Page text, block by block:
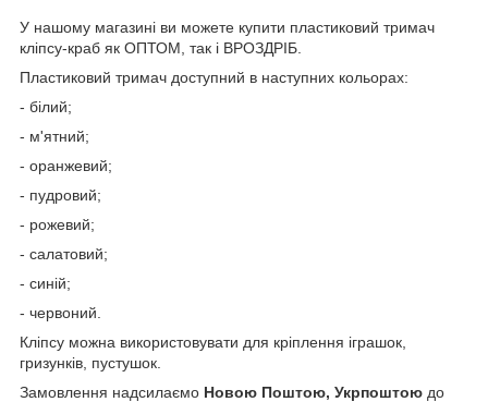
У нашому магазині ви можете купити пластиковий тримач
кліпсу-краб як ОПТОМ, так і ВРОЗДРІБ.
Пластиковий тримач доступний в наступних кольорах:
- білий;
- м'ятний;
- оранжевий;
- пудровий;
- рожевий;
- салатовий;
- синій;
- червоний.
Кліпсу можна використовувати для кріплення іграшок,
гризунків, пустушок.
Замовлення надсилаємо Новою Поштою, Укрпоштою до